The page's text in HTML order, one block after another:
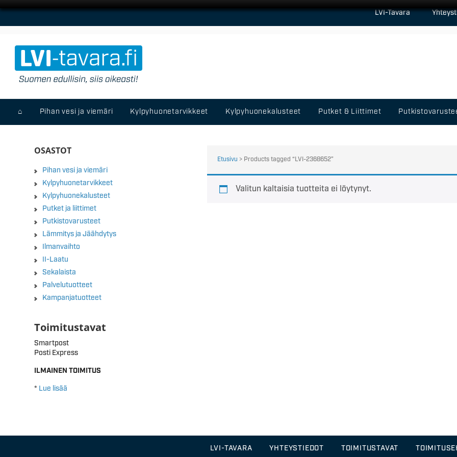
LVI-Tavara
⌂ Pihan vesi ja viemäri Kylpyhuonetarvikkeet Kylpyhuonekalusteet Putket & Liittimet
Etusivu > Products tagged “LVI-2368652”
Valitun kaltaisia tuotteita ei löytynyt.
OSASTOT
Pihan vesi ja viemäri
Kylpyhuonetarvikkeet
Kylpyhuonekalusteet
Putket ja liittimet
Putkistovarusteet
Lämmitys ja Jäähdytys
Ilmanvaihto
II-Laatu
Sekalaista
Palvelutuotteet
Kampanjatuotteet
Toimitustavat
Smartpost
Posti Express
ILMAINEN TOIMITUS
* Lue lisää
LVI-TAVARA YHTEYSTIEDOT TOIMITUSTAVAT